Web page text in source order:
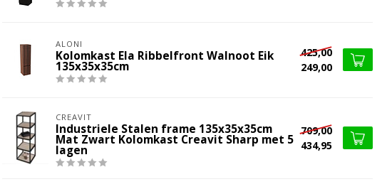
ALONI
Kolomkast Ela Ribbelfront Walnoot Eik
135x35x35cm
425,00
249,00
CREAVIT
Industriele Stalen frame 135x35x35cm
Mat Zwart Kolomkast Creavit Sharp met 5
lagen
709,00
434,95